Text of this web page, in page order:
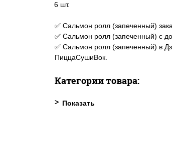
6 шт.
✅ Сальмон ролл (запеченный)
✅ Сальмон ролл (запеченный) с
✅ Сальмон ролл (запеченный) в
ПиццаСушиВок.
Категории товара: